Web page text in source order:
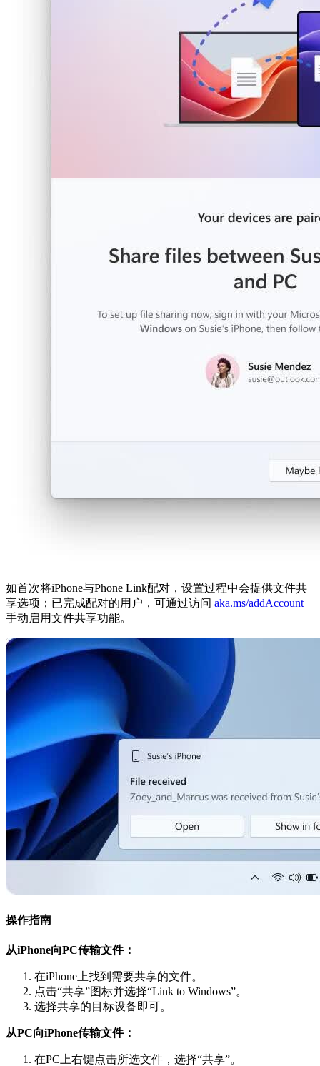
如首次将iPhone与Phone Link配对，设置过程中会提供文件共
享选项；已完成配对的用户，可通过访问 aka.ms/addAccount
手动启用文件共享功能。
操作指南
从iPhone向PC传输文件：
在iPhone上找到需要共享的文件。
点击“共享”图标并选择“Link to Windows”。
选择共享的目标设备即可。
从PC向iPhone传输文件：
在PC上右键点击所选文件，选择“共享”。